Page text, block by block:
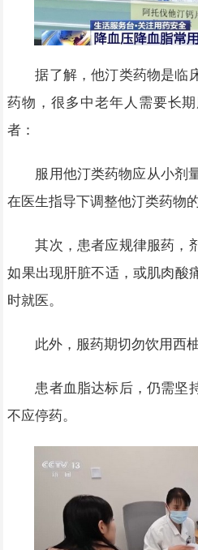
据了解，他汀类药物是临
药物，很多中老年人需要长
者：
服用他汀类药物应从小剂
在医生指导下调整他汀类药物
其次，患者应规律服药，
如果出现肝脏不适，或肌肉酸
时就医。
此外，服药期切勿饮用西柚
患者血脂达标后，仍需坚
不应停药。